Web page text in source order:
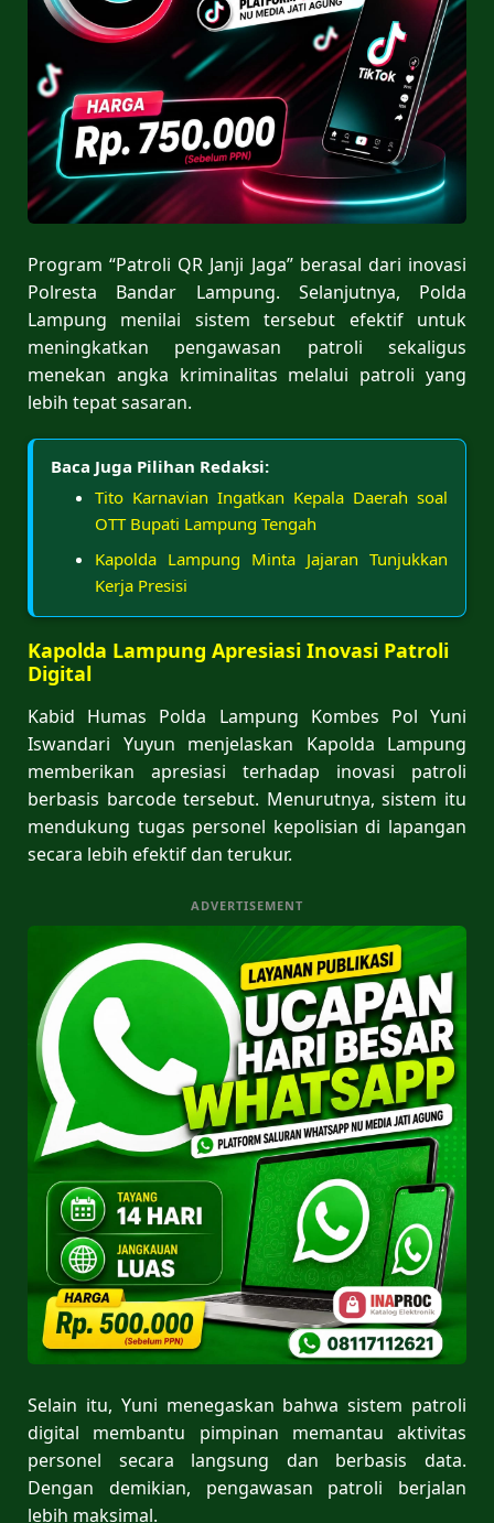
Program “Patroli QR Janji Jaga” berasal dari inovasi
Polresta Bandar Lampung. Selanjutnya, Polda
Lampung menilai sistem tersebut efektif untuk
meningkatkan pengawasan patroli sekaligus
menekan angka kriminalitas melalui patroli yang
lebih tepat sasaran.
Baca Juga Pilihan Redaksi:
Tito Karnavian Ingatkan Kepala Daerah soal
OTT Bupati Lampung Tengah
Kapolda Lampung Minta Jajaran Tunjukkan
Kerja Presisi
Kapolda Lampung Apresiasi Inovasi Patroli
Digital
Kabid Humas Polda Lampung Kombes Pol Yuni
Iswandari Yuyun menjelaskan Kapolda Lampung
memberikan apresiasi terhadap inovasi patroli
berbasis barcode tersebut. Menurutnya, sistem itu
mendukung tugas personel kepolisian di lapangan
secara lebih efektif dan terukur.
ADVERTISEMENT
Selain itu, Yuni menegaskan bahwa sistem patroli
digital membantu pimpinan memantau aktivitas
personel secara langsung dan berbasis data.
Dengan demikian, pengawasan patroli berjalan
lebih maksimal.